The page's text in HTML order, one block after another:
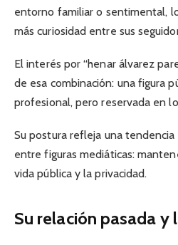
entorno familiar o sentimental,
más curiosidad entre sus
El interés por “henar álvarez
de esa combinación: una figura
profesional, pero reservada en
Su postura refleja una tendencia
entre figuras mediáticas:
vida pública y la privacidad.
Su relación pasada y